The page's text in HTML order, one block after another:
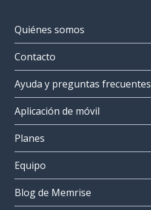
Quiénes somos
Contacto
Ayuda y preguntas frecuentes
Aplicación de móvil
Planes
Equipo
Blog de Memrise